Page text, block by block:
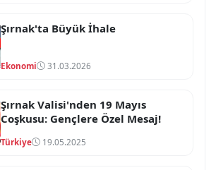
Şırnak'ta Büyük İhale
Ekonomi 31.03.2026
Şırnak Valisi'nden 19 Mayıs
Coşkusu: Gençlere Özel Mesaj!
Türkiye 19.05.2025